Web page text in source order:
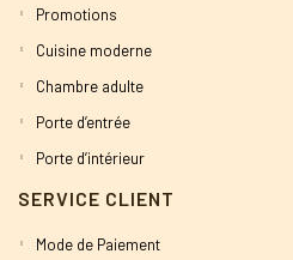
Promotions
Cuisine moderne
Chambre adulte
Porte d’entrée
Porte d’intérieur
SERVICE CLIENT
Mode de Paiement